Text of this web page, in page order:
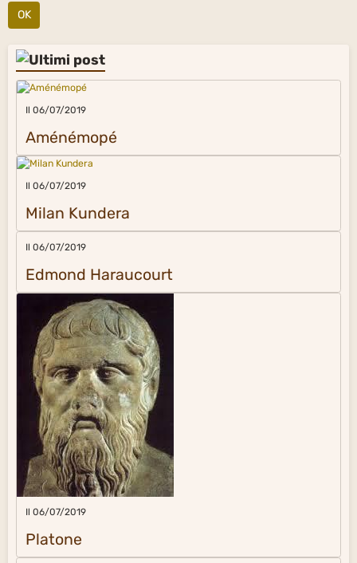
OK
Il 06/07/2019
Aménémopé
Il 06/07/2019
Milan Kundera
Il 06/07/2019
Edmond Haraucourt
Il 06/07/2019
Platone